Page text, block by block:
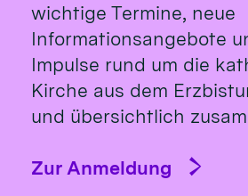
wichtige Termine, neue
Informationsangebote
Impulse rund um die
Kirche aus dem
und übersichtlich
Zur Anmeldung